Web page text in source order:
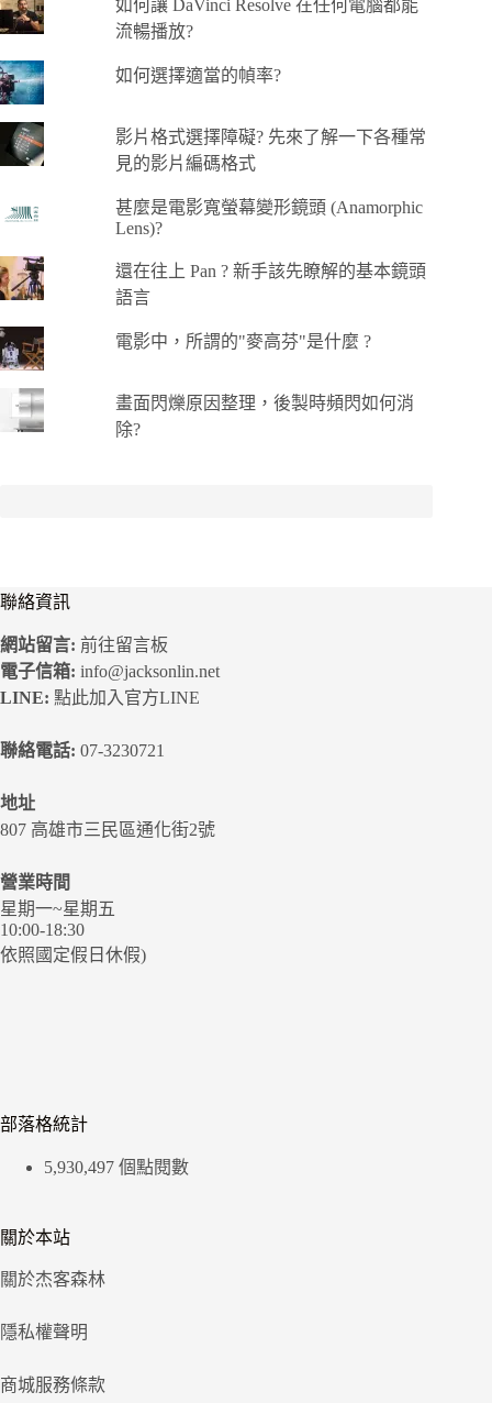
如何讓 DaVinci Resolve 在任何電腦都能
流暢播放?
如何選擇適當的幀率?
影片格式選擇障礙? 先來了解一下各種常
見的影片編碼格式
甚麼是電影寬螢幕變形鏡頭 (Anamorphic
Lens)?
還在往上 Pan ? 新手該先瞭解的基本鏡頭
語言
電影中，所謂的"麥高芬"是什麼 ?
畫面閃爍原因整理，後製時頻閃如何消
除?
聯絡資訊
網站留言: 前往留言板
電子信箱: info@jacksonlin.net
LINE: 點此加入官方LINE
聯絡電話: 07-3230721
地址
807 高雄市三民區通化街2號
營業時間
星期一~星期五
10:00-18:30
依照國定假日休假)
部落格統計
5,930,497 個點閱數
關於本站
關於杰客森林
隱私權聲明
商城服務條款